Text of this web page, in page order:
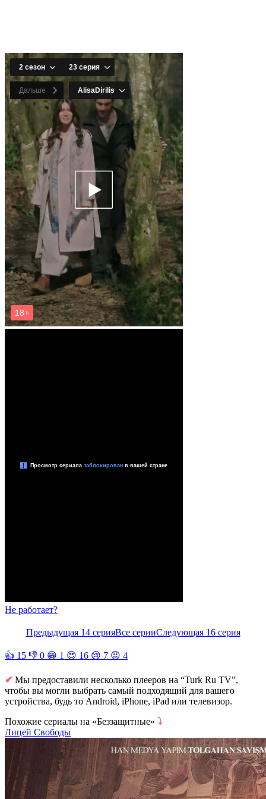
Не работает?
Предыдущая 14 серияВсе серииСледующая 16 серия
👍 15 👎 0 😁 1 😍 16 😢 7 😡 4
✔ Мы предоставили несколько плееров на “Turk Ru TV”,
чтобы вы могли выбрать самый подходящий для вашего
устройства, будь то Android, iPhone, iPad или телевизор.
Похожие сериалы на «Беззащитные» ⤵
Лицей Свободы